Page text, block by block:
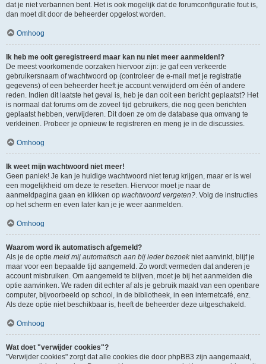
dat je niet verbannen bent. Het is ook mogelijk dat de forumconfiguratie fout is,
dan moet dit door de beheerder opgelost worden.
Omhoog
Ik heb me ooit geregistreerd maar kan nu niet meer aanmelden!?
De meest voorkomende oorzaken hiervoor zijn: je gaf een verkeerde
gebruikersnaam of wachtwoord op (controleer de e-mail met je registratie
gegevens) of een beheerder heeft je account verwijderd om één of andere
reden. Indien dit laatste het geval is, heb je dan ooit een bericht geplaatst? Het
is normaal dat forums om de zoveel tijd gebruikers, die nog geen berichten
geplaatst hebben, verwijderen. Dit doen ze om de database qua omvang te
verkleinen. Probeer je opnieuw te registreren en meng je in de discussies.
Omhoog
Ik weet mijn wachtwoord niet meer!
Geen paniek! Je kan je huidige wachtwoord niet terug krijgen, maar er is wel
een mogelijkheid om deze te resetten. Hiervoor moet je naar de
aanmeldpagina gaan en klikken op wachtwoord vergeten?. Volg de instructies
op het scherm en even later kan je je weer aanmelden.
Omhoog
Waarom word ik automatisch afgemeld?
Als je de optie meld mij automatisch aan bij ieder bezoekniet aanvinkt, blijf je
maar voor een bepaalde tijd aangemeld. Zo wordt vermeden dat anderen je
account misbruiken. Om aangemeld te blijven, moet je bij het aanmelden die
optie aanvinken. We raden dit echter af als je gebruik maakt van een openbare
computer, bijvoorbeeld op school, in de bibliotheek, in een internetcafé, enz.
Als deze optie niet beschikbaar is, heeft de beheerder deze uitgeschakeld.
Omhoog
Wat doet "verwijder cookies"?
"Verwijder cookies" zorgt dat alle cookies die door phpBB3 zijn aangemaakt,